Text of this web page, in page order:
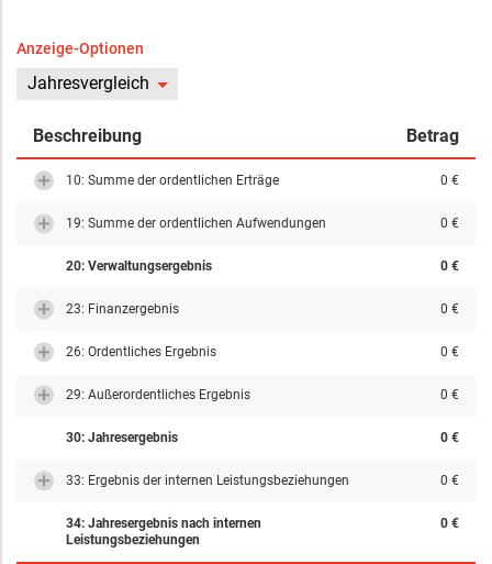
Anzeige-Optionen
Jahresvergleich
Beschreibung Betrag
10: Summe der ordentlichen Erträge 0 €
19: Summe der ordentlichen Aufwendungen 0 €
20: Verwaltungsergebnis 0 €
23: Finanzergebnis 0 €
26: Ordentliches Ergebnis 0 €
29: Außerordentliches Ergebnis 0 €
30: Jahresergebnis 0 €
33: Ergebnis der internen Leistungsbeziehungen 0 €
34: Jahresergebnis nach internen
Leistungsbeziehungen
0 €